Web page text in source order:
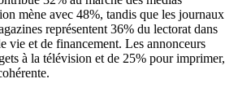
mène avec 48%, tandis que les journaux
représentent 36% du lectorat dans
vie et de financement. Les annonceurs
à la télévision et de 25% pour imprimer,